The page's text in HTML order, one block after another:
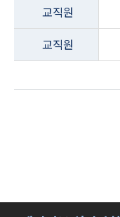
교직원
교직원